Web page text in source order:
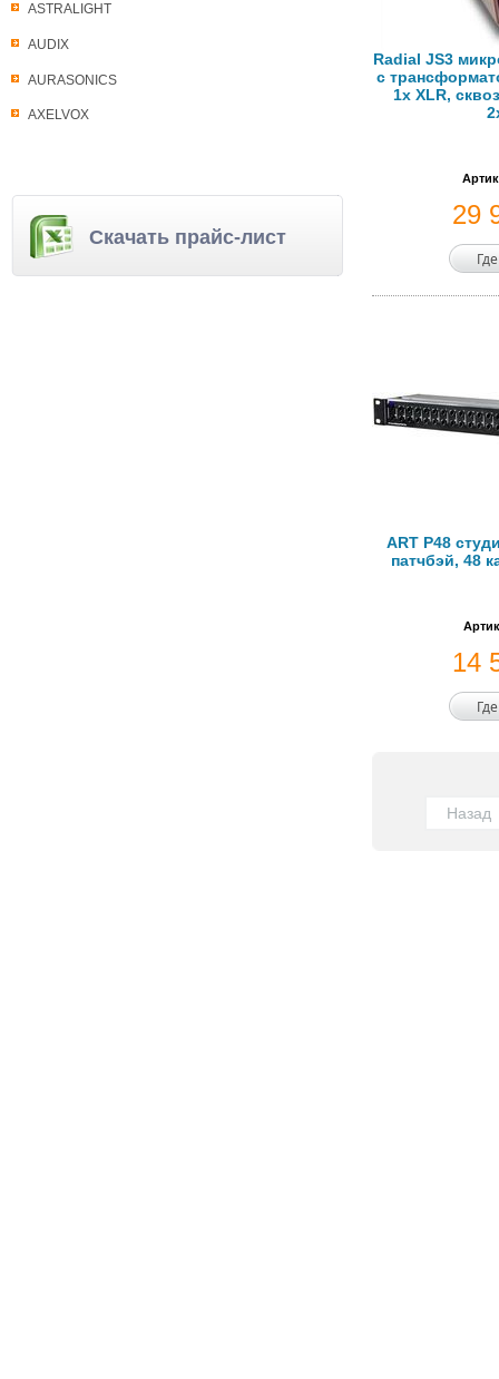
ASTRALIGHT
AUDIX
AURASONICS
AXELVOX
Скачать прайс-лист
Radial JS3
с
1x XLR,
29
ART P48
патчбэй, 48
14
Назад